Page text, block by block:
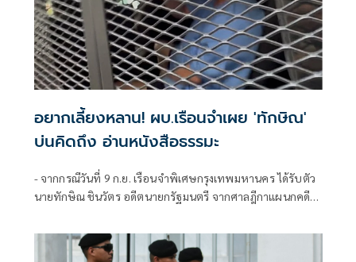
อยากเลี้ยงหลาน! ผบ.เรือนจำเผย 'ทักษิณ'
บ่นคิดถึง อ่านหนังสือธรรมะ
- จากกรณีวันที่ 9 ก.ย. เรือนจำพิเศษกรุงเทพมหานคร ได้รับตัว
นายทักษิณ ชินวัตร อดีตนายกรัฐมนตรี จากศาลฎีกาแผนกคดี